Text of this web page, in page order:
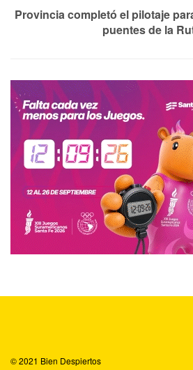
Provincia completó el pilotaje
puentes de la
© 2021 Bien Despiertos